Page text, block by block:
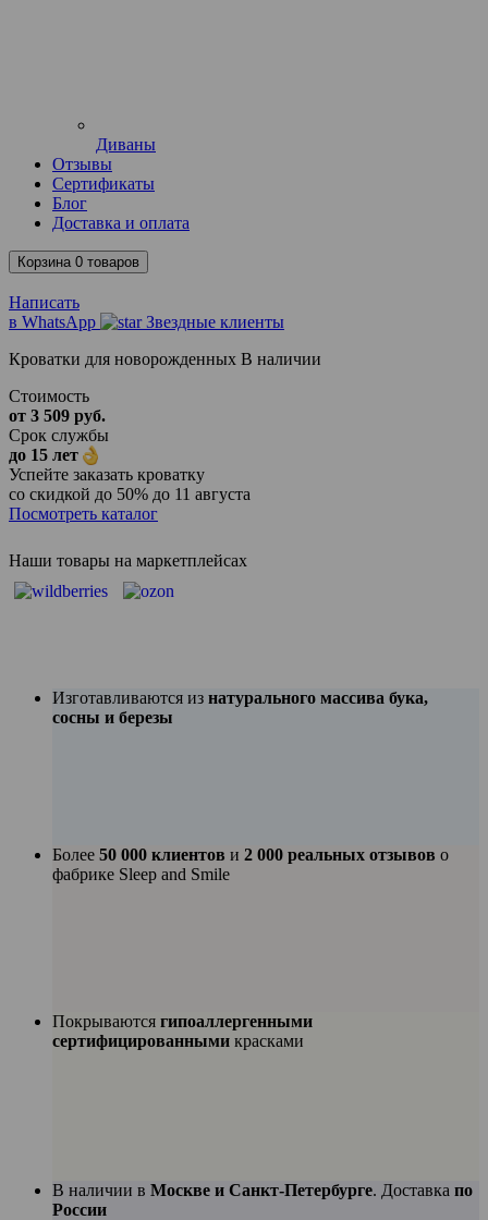
Диваны
Отзывы
Сертификаты
Блог
Доставка и оплата
Корзина 0 товаров
Написать
в WhatsApp
Звездные клиенты
Кроватки для новорожденных В наличии
Стоимость
от 3 509 руб.
Срок службы
до 15 лет
Успейте заказать кроватку
со скидкой до 50% до 11 августа
Посмотреть каталог
Наши товары на маркетплейсах
Изготавливаются из натурального массива бука,
сосны и березы
Более 50 000 клиентов и 2 000 реальных отзывов о
фабрике Sleep and Smile
Покрываются гипоаллергенными
сертифицированными красками
В наличии в Москве и Санкт-Петербурге. Доставка по
России